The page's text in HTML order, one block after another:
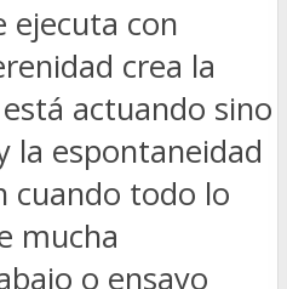
ejecuta con
crea la
actuando sino
la espontaneidad
cuando todo lo
mucha
o ensayo